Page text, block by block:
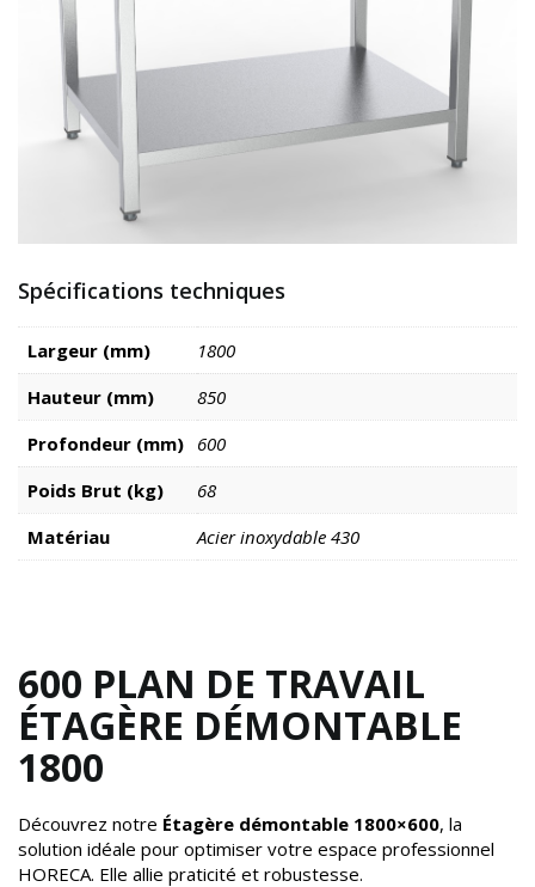
Spécifications techniques
Largeur (mm)
1800
Hauteur (mm)
850
Profondeur (mm) 600
Poids Brut (kg)
68
Matériau
Acier inoxydable 430
600 PLAN DE TRAVAIL
ÉTAGÈRE DÉMONTABLE
1800
Découvrez notre Étagère démontable 1800×600, la
solution idéale pour optimiser votre espace professionnel
HORECA. Elle allie praticité et robustesse.